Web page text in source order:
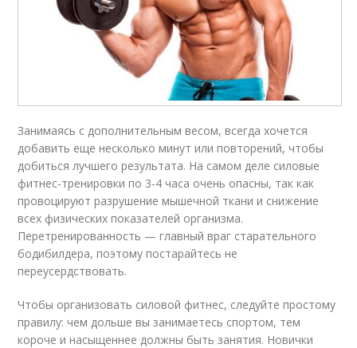
Занимаясь с дополнительным весом, всегда хочется
добавить еще несколько минут или повторений, чтобы
добиться лучшего результата. На самом деле силовые
фитнес-тренировки по 3-4 часа очень опасны, так как
провоцируют разрушение мышечной ткани и снижение
всех физических показателей организма.
Перетренированность — главный враг старательного
бодибилдера, поэтому постарайтесь не
переусердствовать.
Чтобы организовать силовой фитнес, следуйте простому
правилу: чем дольше вы занимаетесь спортом, тем
короче и насыщеннее должны быть занятия. Новички